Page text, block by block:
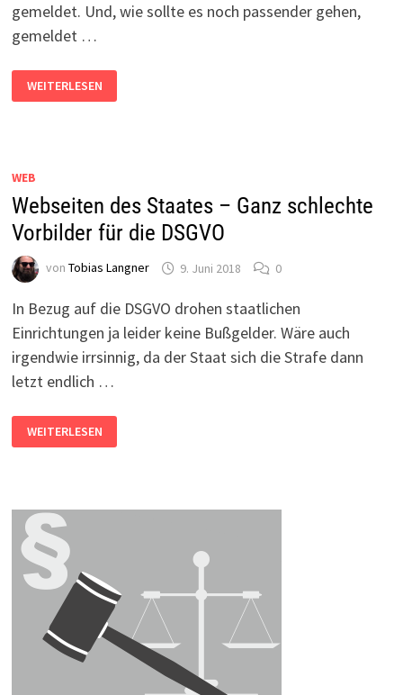
gemeldet. Und, wie sollte es noch passender gehen,
gemeldet …
WEGEN
DSGVO-
WEITERLESEN
WEB
Webseiten des Staates – Ganz schlechte
Vorbilder für die DSGVO
von Tobias Langner 9. Juni 2018 0
In Bezug auf die DSGVO drohen staatlichen
Einrichtungen ja leider keine Bußgelder. Wäre auch
irgendwie irrsinnig, da der Staat sich die Strafe dann
letzt endlich …
DES
STAATES
FÜR
DIE
DSGVO
WEITERLESEN